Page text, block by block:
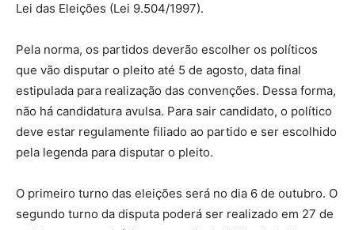
Lei das Eleições (Lei 9.504/1997).
Pela norma, os partidos deverão escolher os políticos
que vão disputar o pleito até 5 de agosto, data final
estipulada para realização das convenções. Dessa forma,
não há candidatura avulsa. Para sair candidato, o político
deve estar regulamente filiado ao partido e ser escolhido
pela legenda para disputar o pleito.
O primeiro turno das eleições será no dia 6 de outubro. O
segundo turno da disputa poderá ser realizado em 27 de